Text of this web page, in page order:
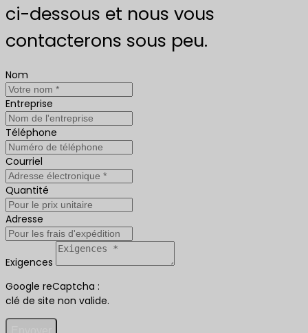
ci-dessous et nous vous
contacterons sous peu.
Nom
Entreprise
Téléphone
Courriel
Quantité
Adresse
Exigences
Google reCaptcha :
clé de site non valide.